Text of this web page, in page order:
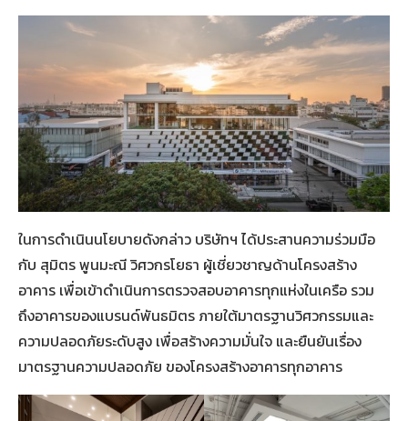
ในการดำเนินนโยบายดังกล่าว บริษัทฯ ได้ประสานความร่วมมือ
กับ สุมิตร พูนมะณี วิศวกรโยธา ผู้เชี่ยวชาญด้านโครงสร้าง
อาคาร เพื่อเข้าดำเนินการตรวจสอบอาคารทุกแห่งในเครือ รวม
ถึงอาคารของแบรนด์พันธมิตร ภายใต้มาตรฐานวิศวกรรมและ
ความปลอดภัยระดับสูง เพื่อสร้างความมั่นใจ และยืนยันเรื่อง
มาตรฐานความปลอดภัย ของโครงสร้างอาคารทุกอาคาร